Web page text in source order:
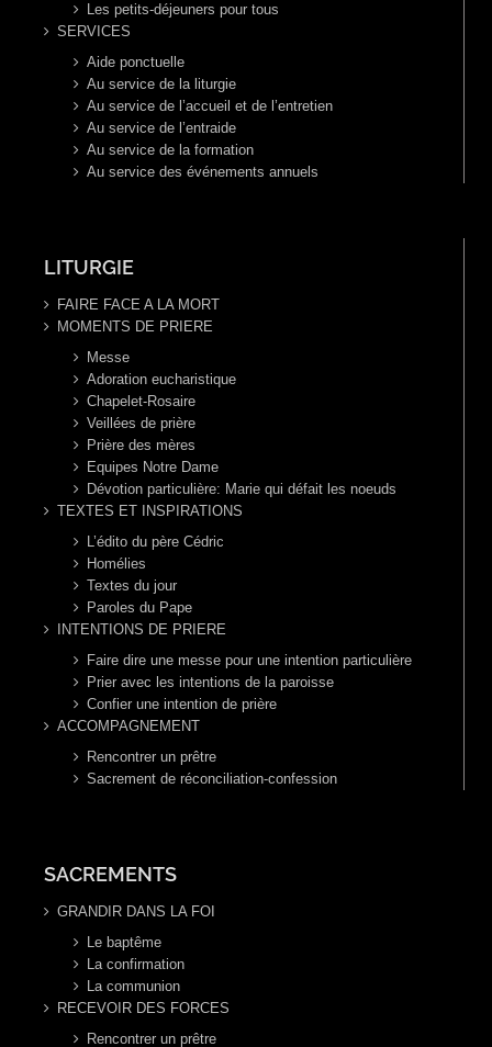
Les petits-déjeuners pour tous
SERVICES
Aide ponctuelle
Au service de la liturgie
Au service de l’accueil et de l’entretien
Au service de l’entraide
Au service de la formation
Au service des événements annuels
LITURGIE
FAIRE FACE A LA MORT
MOMENTS DE PRIERE
Messe
Adoration eucharistique
Chapelet-Rosaire
Veillées de prière
Prière des mères
Equipes Notre Dame
Dévotion particulière: Marie qui défait les noeuds
TEXTES ET INSPIRATIONS
L’édito du père Cédric
Homélies
Textes du jour
Paroles du Pape
INTENTIONS DE PRIERE
Faire dire une messe pour une intention particulière
Prier avec les intentions de la paroisse
Confier une intention de prière
ACCOMPAGNEMENT
Rencontrer un prêtre
Sacrement de réconciliation-confession
SACREMENTS
GRANDIR DANS LA FOI
Le baptême
La confirmation
La communion
RECEVOIR DES FORCES
Rencontrer un prêtre